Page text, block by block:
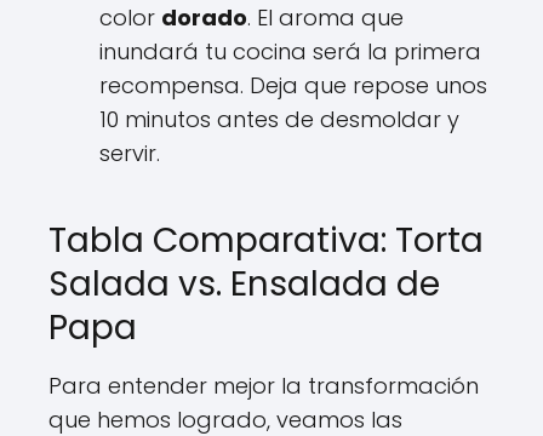
color dorado. El aroma que
inundará tu cocina será la primera
recompensa. Deja que repose unos
10 minutos antes de desmoldar y
servir.
Tabla Comparativa: Torta
Salada vs. Ensalada de
Papa
Para entender mejor la transformación
que hemos logrado, veamos las